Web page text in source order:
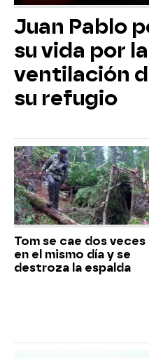
Juan Pablo
su vida por
ventilación
su refugio
Tom se cae dos veces
en el mismo día y se
destroza la espalda